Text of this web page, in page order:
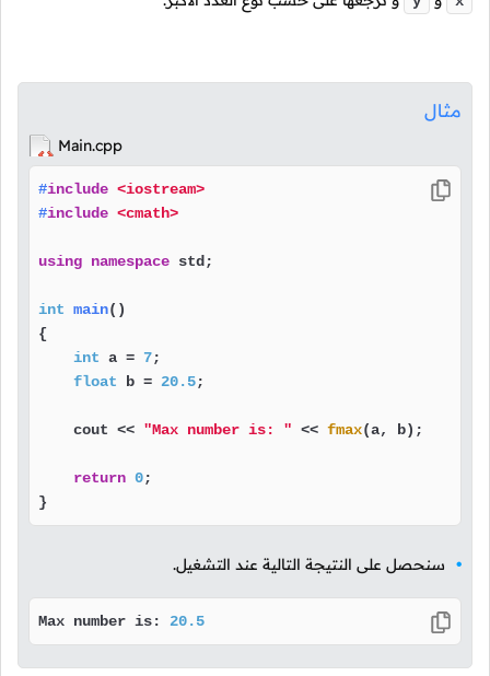
مثال
Main.cpp
#include <iostream>
#include <cmath>
using namespace std;
int main()
{
int a = 7;
float b = 20.5;
    cout <<
"Max number is: " << fmax(a, b);
return 0;
}
سنحصل على النتيجة التالية عند التشغيل.
Max number is: 20.5